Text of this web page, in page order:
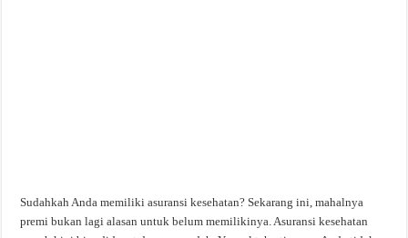
Sudahkah Anda memiliki asuransi kesehatan? Sekarang ini, mahalnya
premi bukan lagi alasan untuk belum memilikinya. Asuransi kesehatan